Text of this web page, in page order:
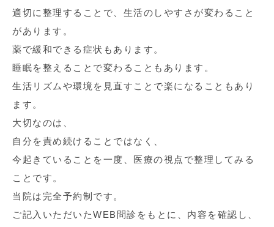
適切に整理することで、生活のしやすさが変わること
があります。
薬で緩和できる症状もあります。
睡眠を整えることで変わることもあります。
生活リズムや環境を見直すことで楽になることもあり
ます。
大切なのは、
自分を責め続けることではなく、
今起きていることを一度、医療の視点で整理してみる
ことです。
当院は完全予約制です。
ご記入いただいたWEB問診をもとに、内容を確認し、